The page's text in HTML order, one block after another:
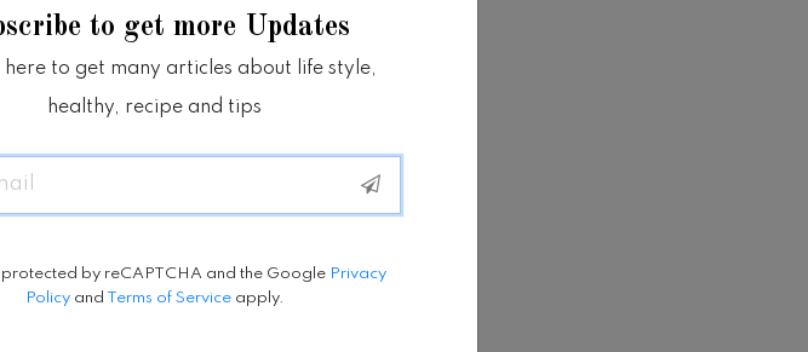
saat
kembali
sebelum
to get more Updates
here to get many articles about life style,
healthy, recipe and tips
protected by reCAPTCHA and the Google Privacy
Policyand Terms of Serviceapply.